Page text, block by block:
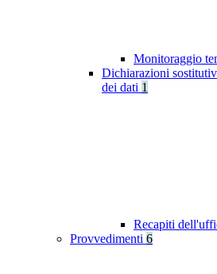
Monitoraggio
Dichiarazioni
dei dati 1
Recapiti
Provvedimenti 6